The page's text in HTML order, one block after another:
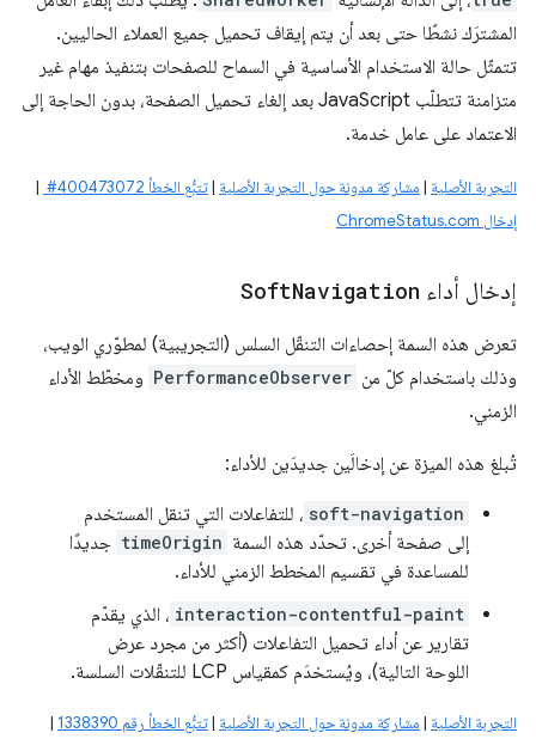
المشترَك نشطًا حتى بعد أن يتم إيقاف تحميل جميع العملاء الحاليين.
تتمثّل حالة الاستخدام الأساسية في السماح للصفحات بتنفيذ مهام غير
متزامنة تتطلّب JavaScript بعد إلغاء تحميل الصفحة، بدون الحاجة إلى
الاعتماد على عامل خدمة.
التجربة الأصلية | مشاركة مدونة حول التجربة الأصلية |تتبُّع الخطأ ‎ #400473072
|
إدخال ChromeStatus.com
إدخال أداء SoftNavigation
تعرض هذه السمة إحصاءات التنقّل السلس (التجريبية) لمطوّري الويب،
وذلك باستخدام كلّ من PerformanceObserver ومخطّط الأداء
الزمني.
تُبلغ هذه الميزة عن إدخالَين جديدَين للأداء:
soft-navigation ، للتفاعلات التي تنقل المستخدم
إلى صفحة أخرى. تحدّد هذه السمة timeOrigin جديدًا
للمساعدة في تقسيم المخطط الزمني للأداء.
interaction-contentful-paint ، الذي يقدّم
تقارير عن أداء تحميل التفاعلات (أكثر من مجرد عرض
اللوحة التالية)، ويُستخدَم كمقياس LCP للتنقّلات السلسة.
التجربة الأصلية | مشاركة مدونة حول التجربة الأصلية |تتبُّع الخطأ رقم 1338390
|